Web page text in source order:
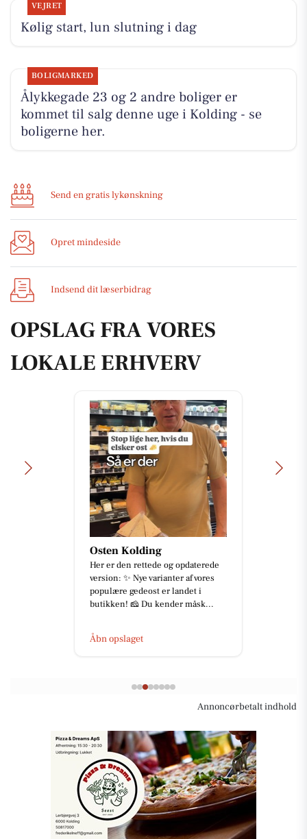
VEJRET
Kølig start, lun slutning i dag
BOLIGMARKED
Ålykkegade 23 og 2 andre boliger er
kommet til salg denne uge i Kolding - se
boligerne her.
Send en gratis lykønskning
Opret mindeside
Indsend dit læserbidrag
OPSLAG FRA VORES
LOKALE ERHVERV
Osten Kolding
Her er den rettede og opdaterede
version: ✨ Nye varianter af vores
populære gedeost er landet i
butikken! 🧀 Du kender måsk...
Åbn opslaget
Annoncørbetalt indhold